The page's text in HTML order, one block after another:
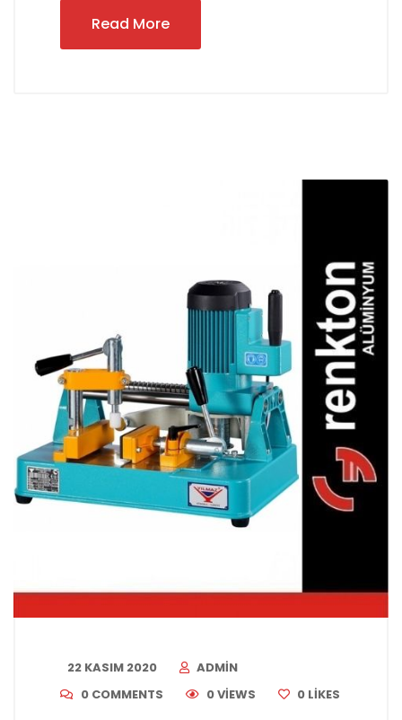
Read More
22 KASIM 2020
ADMIN
0 COMMENTS
0 VIEWS 0 LIKES